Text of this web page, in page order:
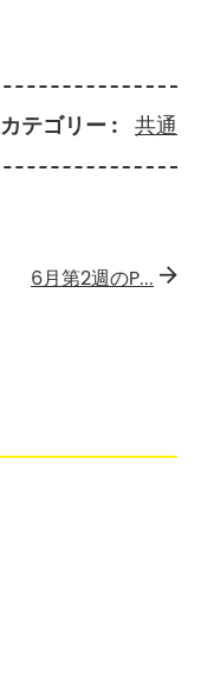
カテゴリー 共通
6月第2週のP...